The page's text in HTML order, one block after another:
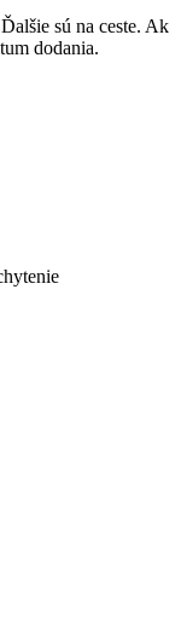
sú na ceste. Ak
dodania.